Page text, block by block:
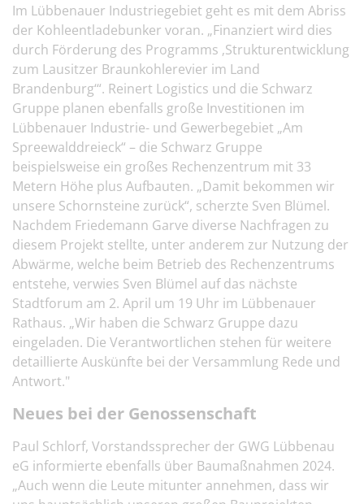
Im Lübbenauer Industriegebiet geht es mit dem Abriss
der Kohleentladebunker voran. „Finanziert wird dies
durch Förderung des Programms ‚Strukturentwicklung
zum Lausitzer Braunkohlerevier im Land
Brandenburg‘“. Reinert Logistics und die Schwarz
Gruppe planen ebenfalls große Investitionen im
Lübbenauer Industrie- und Gewerbegebiet „Am
Spreewalddreieck“ – die Schwarz Gruppe
beispielsweise ein großes Rechenzentrum mit 33
Metern Höhe plus Aufbauten. „Damit bekommen wir
unsere Schornsteine zurück“, scherzte Sven Blümel.
Nachdem Friedemann Garve diverse Nachfragen zu
diesem Projekt stellte, unter anderem zur Nutzung der
Abwärme, welche beim Betrieb des Rechenzentrums
entstehe, verwies Sven Blümel auf das nächste
Stadtforum am 2. April um 19 Uhr im Lübbenauer
Rathaus. „Wir haben die Schwarz Gruppe dazu
eingeladen. Die Verantwortlichen stehen für weitere
detaillierte Auskünfte bei der Versammlung Rede und
Antwort."
Neues bei der Genossenschaft
Paul Schlorf, Vorstandssprecher der GWG Lübbenau
eG informierte ebenfalls über Baumaßnahmen 2024.
„Auch wenn die Leute mitunter annehmen, dass wir